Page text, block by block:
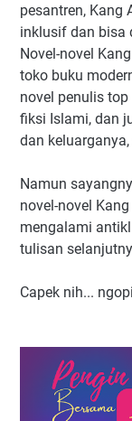
pesantren, Kang
inklusif dan bisa
Novel-novel
toko buku
novel penulis
fiksi Islami, dan
dan
Namun
novel-novel
mengalami
tulisan
Capek nih...